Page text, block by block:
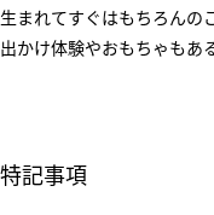
生まれてすぐはもちろんの
出かけ体験やおもちゃもあ
特記事項